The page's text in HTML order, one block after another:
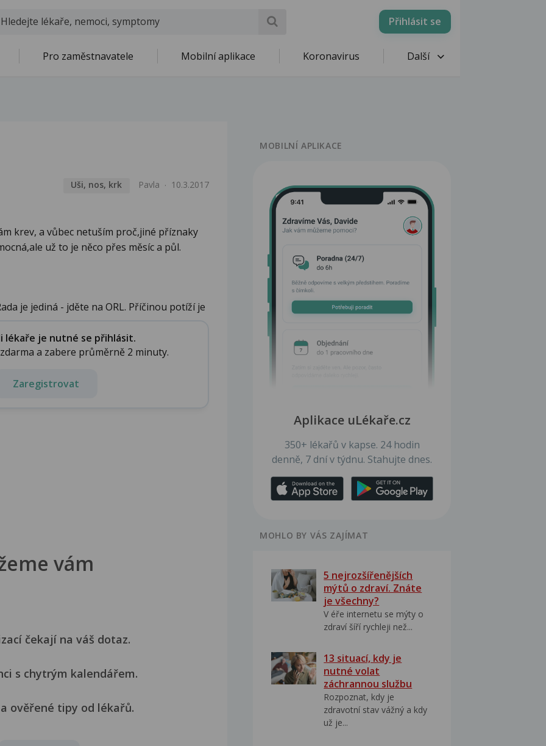
Přihlásit se
Pro zaměstnavatele Mobilní aplikace Koronavirus Další
Uši, nos, krk Pavla 10.3.2017
krev, a vůbec netuším proč,jiné příznaky
už to je něco přes měsíc a půl.
je jediná - jděte na ORL. Příčinou potíží je
lékaře je nutné se přihlásit.
a zabere průměrně 2 minuty.
Zaregistrovat
vám
čekají na váš dotaz.
s chytrým kalendářem.
ověřené tipy od lékařů.
MOBILNÍ APLIKACE
Aplikace uLékaře.cz
350+ lékařů v kapse. 24 hodin
denně, 7 dní v týdnu. Stahujte dnes.
MOHLO BY VÁS ZAJÍMAT
5 nejrozšířenějších
mýtů o zdraví. Znáte
je všechny?
V éře internetu se mýty o
zdraví šíří rychleji než...
13 situací, kdy je
nutné volat
záchrannou službu
Rozpoznat, kdy je
zdravotní stav vážný a kdy
už je...